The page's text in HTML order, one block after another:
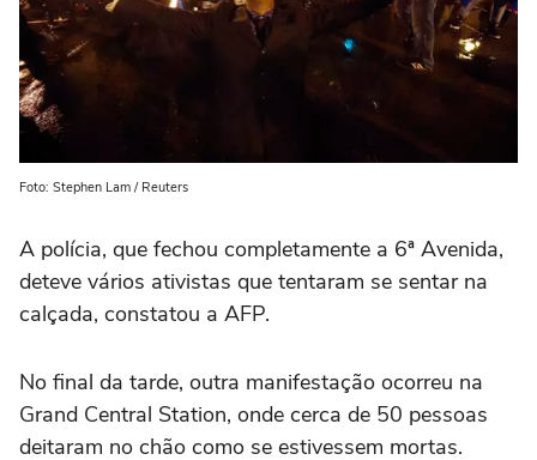
Foto: Stephen Lam / Reuters
A polícia, que fechou completamente a 6ª Avenida,
deteve vários ativistas que tentaram se sentar na
calçada, constatou a AFP.
No final da tarde, outra manifestação ocorreu na
Grand Central Station, onde cerca de 50 pessoas
deitaram no chão como se estivessem mortas.